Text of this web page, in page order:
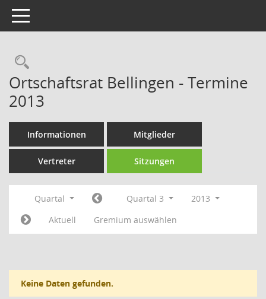
Toggle navigation
Rechercheauswahl
Ortschaftsrat Bellingen - Termine
2013
Informationen Mitglieder
Vertreter Sitzungen
Quartal Quartal 3
2013
Aktuell
Gremium auswählen
Keine Daten gefunden.